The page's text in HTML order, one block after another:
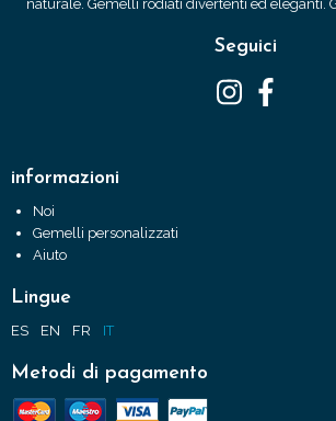
naturale. Gemelli rodiati divertenti ed eleganti.
Seguici
informazioni
Noi
Gemelli personalizzati
Aiuto
Lingue
ES EN FR IT
Metodi di pagamento